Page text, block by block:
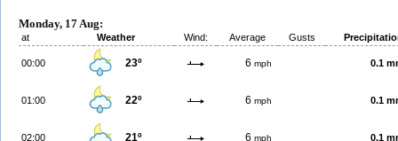
Monday, 17 Aug:
at Weather Wind: Average Gusts
00:00 23º 6 mph 0.1
01:00 22º 6 mph 0.1
02:00 21º 6 mph 0.1